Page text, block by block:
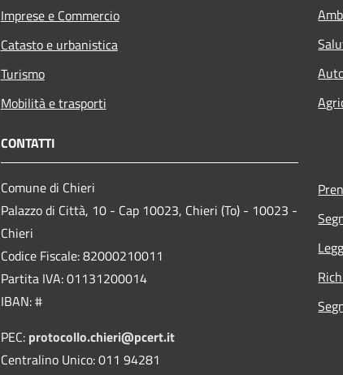
Imprese e Commercio
Catasto e urbanistica
Turismo
Mobilità e trasporti
CONTATTI
Comune di Chieri
Palazzo di Città, 10 - Cap 10023, Chieri (To) - 10023 -
Chieri
Codice Fiscale: 82000210011
Partita IVA: 01131200014
IBAN: #
PEC: protocollo.chieri@pcert.it
Centralino Unico: 011 94281